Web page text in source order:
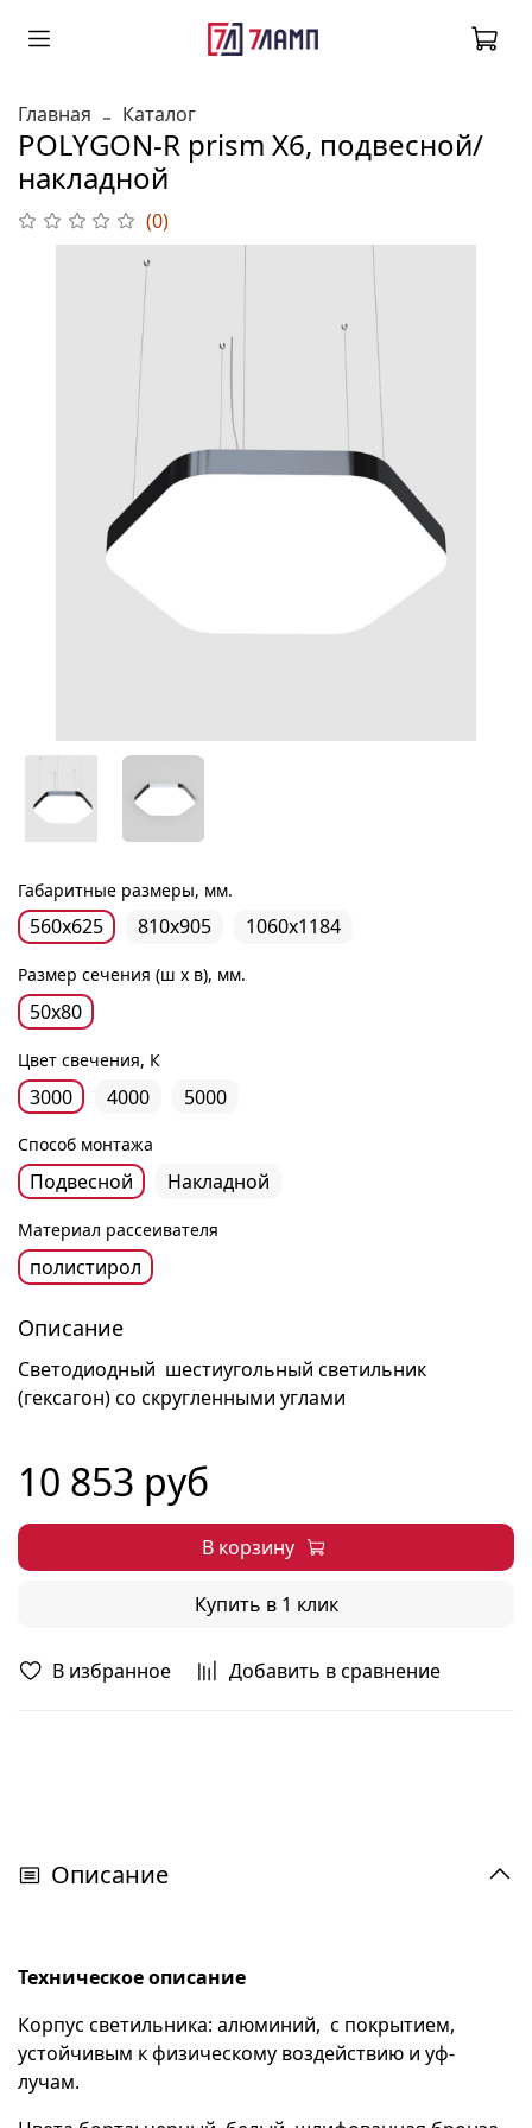
Главная Каталог
POLYGON-R prism Х6, подвесной/
накладной
(0)
В избранное Добавить в сравнение
Габаритные размеры, мм.
560х625 810х905 1060х1184
Размер сечения (ш х в), мм.
50х80
Цвет свечения, К
3000 4000 5000
Способ монтажа
Подвесной Накладной
Материал рассеивателя
полистирол
Описание
Светодиодный шестиугольный светильник
(гексагон) со скругленными углами
10 853 руб
В корзину
Купить в 1 клик
Описание
Техническое описание
Корпус светильника: алюминий, с покрытием,
устойчивым к физическому воздействию и уф-
лучам.